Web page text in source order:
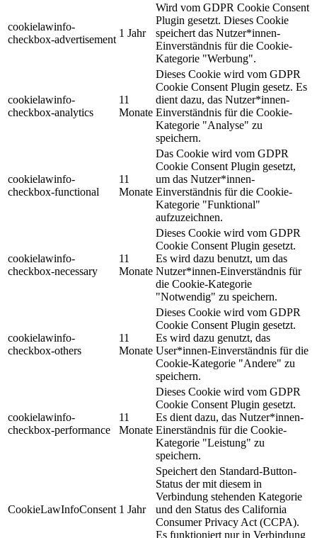
cookielawinfo-
checkbox-advertisement
1 Jahr
Wird vom GDPR Cookie Consent
Plugin gesetzt. Dieses Cookie
speichert das Nutzer*innen-
Einverständnis für die Cookie-
Kategorie "Werbung".
cookielawinfo-
checkbox-analytics
11
Monate
Dieses Cookie wird vom GDPR
Cookie Consent Plugin gesetz. Es
dient dazu, das Nutzer*innen-
Einverständnis für die Cookie-
Kategorie "Analyse" zu
speichern.
cookielawinfo-
checkbox-functional
11
Monate
Das Cookie wird vom GDPR
Cookie Consent Plugin gesetzt,
um das Nutzer*innen-
Einverständnis für die Cookie-
Kategorie "Funktional"
aufzuzeichnen.
cookielawinfo-
checkbox-necessary
11
Monate
Dieses Cookie wird vom GDPR
Cookie Consent Plugin gesetzt.
Es wird dazu benutzt, um das
Nutzer*innen-Einverständnis für
die Cookie-Kategorie
"Notwendig" zu speichern.
cookielawinfo-
checkbox-others
11
Monate
Dieses Cookie wird vom GDPR
Cookie Consent Plugin gesetzt.
Es wird dazu genutzt, das
User*innen-Einverständnis für die
Cookie-Kategorie "Andere" zu
speichern.
cookielawinfo-
checkbox-performance
11
Monate
Dieses Cookie wird vom GDPR
Cookie Consent Plugin gesetzt.
Es dient dazu, das Nutzer*innen-
Einerständnis für die Cookie-
Kategorie "Leistung" zu
speichern.
CookieLawInfoConsent 1 Jahr
Speichert den Standard-Button-
Status der mit diesem in
Verbindung stehenden Kategorie
und den Status des California
Consumer Privacy Act (CCPA).
Es funktioniert nur in Verbindung